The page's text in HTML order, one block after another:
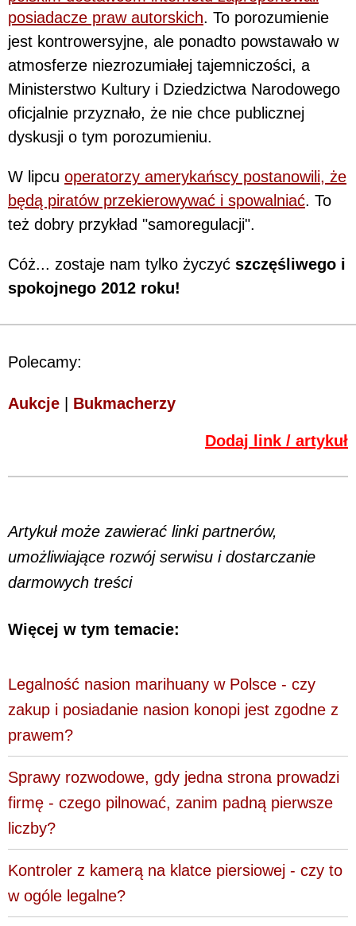
posiadacze praw autorskich. To porozumienie
jest kontrowersyjne, ale ponadto powstawało w
atmosferze niezrozumiałej tajemniczości, a
Ministerstwo Kultury i Dziedzictwa Narodowego
oficjalnie przyznało, że nie chce publicznej
dyskusji o tym porozumieniu.
W lipcu operatorzy amerykańscy postanowili, że
będą piratów przekierowywać i spowalniać. To
też dobry przykład "samoregulacji".
Cóż... zostaje nam tylko życzyć szczęśliwego i
spokojnego 2012 roku!
Polecamy:
Aukcje Bukmacherzy
Dodaj link / artykuł
Artykuł może zawierać linki partnerów,
umożliwiające rozwój serwisu i dostarczanie
darmowych treści
Więcej w tym temacie:
Legalność nasion marihuany w Polsce - czy
zakup i posiadanie nasion konopi jest zgodne z
prawem?
Sprawy rozwodowe, gdy jedna strona prowadzi
firmę - czego pilnować, zanim padną pierwsze
liczby?
Kontroler z kamerą na klatce piersiowej - czy to
w ogóle legalne?